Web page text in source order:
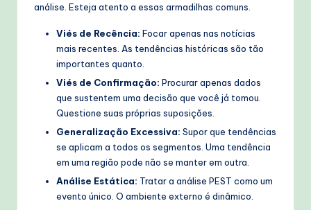
análise. Esteja atento a essas armadilhas comuns.
Viés de Recência: Focar apenas nas notícias
mais recentes. As tendências históricas são tão
importantes quanto.
Viés de Confirmação: Procurar apenas dados
que sustentem uma decisão que você já tomou.
Questione suas próprias suposições.
Generalização Excessiva: Supor que tendências
se aplicam a todos os segmentos. Uma tendência
em uma região pode não se manter em outra.
Análise Estática: Tratar a análise PEST como um
evento único. O ambiente externo é dinâmico.